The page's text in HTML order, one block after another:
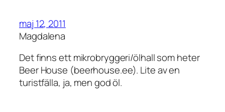
maj 12, 2011
Magdalena
Det finns ett mikrobryggeri/ölhall som heter
Beer House (beerhouse.ee). Lite av en
turistfälla, ja, men god öl.